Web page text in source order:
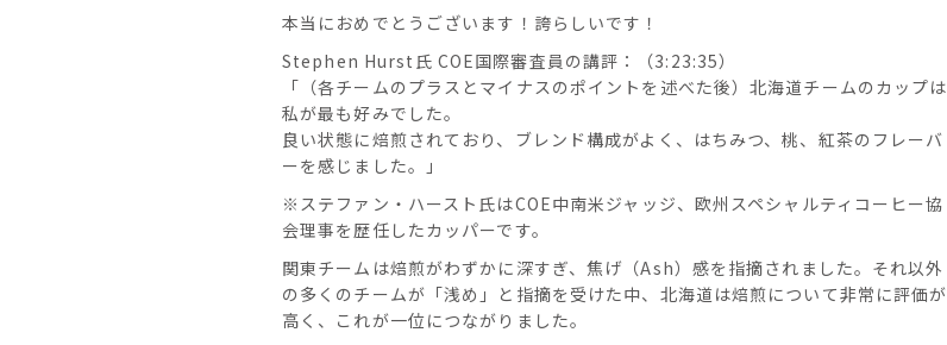
本当におめでとうございます！誇らしいです！
Stephen Hurst氏 COE国際審査員の講評：（3:23:35）
「（各チームのプラスとマイナスのポイントを述べた後）北海道チームのカップは
私が最も好みでした。
良い状態に焙煎されており、ブレンド構成がよく、はちみつ、桃、紅茶のフレーバ
ーを感じました。」
※ステファン・ハースト氏はCOE中南米ジャッジ、欧州スペシャルティコーヒー協
会理事を歴任したカッパーです。
関東チームは焙煎がわずかに深すぎ、焦げ（Ash）感を指摘されました。それ以外
の多くのチームが「浅め」と指摘を受けた中、北海道は焙煎について非常に評価が
高く、これが一位につながりました。